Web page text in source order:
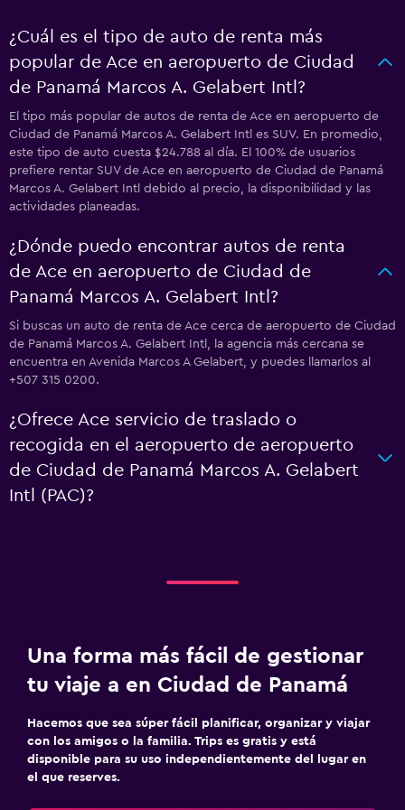
¿Cuál es el tipo de auto de renta más
popular de Ace en aeropuerto de Ciudad
de Panamá Marcos A. Gelabert Intl?
El tipo más popular de autos de renta de Ace en aeropuerto de
Ciudad de Panamá Marcos A. Gelabert Intl es SUV. En promedio,
este tipo de auto cuesta $24.788 al día. El 100% de usuarios
prefiere rentar SUV de Ace en aeropuerto de Ciudad de Panamá
Marcos A. Gelabert Intl debido al precio, la disponibilidad y las
actividades planeadas.
¿Dónde puedo encontrar autos de renta
de Ace en aeropuerto de Ciudad de
Panamá Marcos A. Gelabert Intl?
Si buscas un auto de renta de Ace cerca de aeropuerto de Ciudad
de Panamá Marcos A. Gelabert Intl, la agencia más cercana se
encuentra en Avenida Marcos A Gelabert, y puedes llamarlos al
+507 315 0200.
¿Ofrece Ace servicio de traslado o
recogida en el aeropuerto de aeropuerto
de Ciudad de Panamá Marcos A. Gelabert
Intl (PAC)?
Una forma más fácil de gestionar
tu viaje a en Ciudad de Panamá
Hacemos que sea súper fácil planificar, organizar y viajar
con los amigos o la familia. Trips es gratis y está
disponible para su uso independientemente del lugar en
el que reserves.